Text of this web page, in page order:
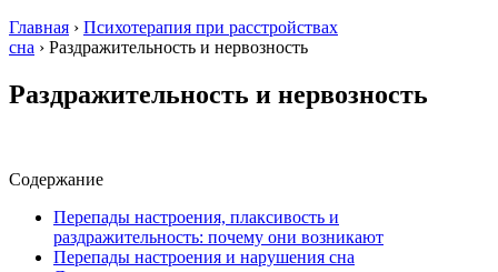
Главная › Психотерапия при расстройствах
сна › Раздражительность и нервозность
Раздражительность и нервозность
Содержание
Перепады настроения, плаксивость и
раздражительность: почему они возникают
Перепады настроения и нарушения сна